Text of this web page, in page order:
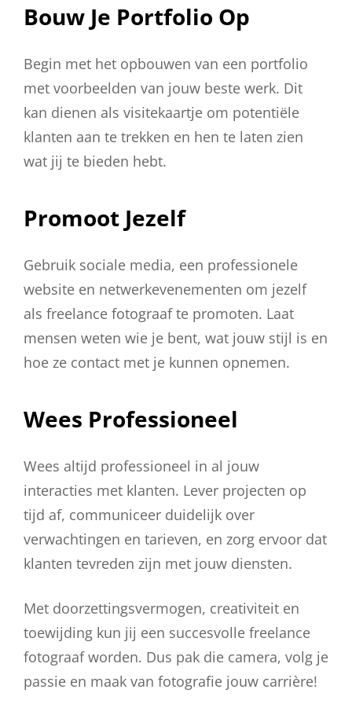
Bouw Je Portfolio Op
Begin met het opbouwen van een portfolio
met voorbeelden van jouw beste werk. Dit
kan dienen als visitekaartje om potentiële
klanten aan te trekken en hen te laten zien
wat jij te bieden hebt.
Promoot Jezelf
Gebruik sociale media, een professionele
website en netwerkevenementen om jezelf
als freelance fotograaf te promoten. Laat
mensen weten wie je bent, wat jouw stijl is en
hoe ze contact met je kunnen opnemen.
Wees Professioneel
Wees altijd professioneel in al jouw
interacties met klanten. Lever projecten op
tijd af, communiceer duidelijk over
verwachtingen en tarieven, en zorg ervoor dat
klanten tevreden zijn met jouw diensten.
Met doorzettingsvermogen, creativiteit en
toewijding kun jij een succesvolle freelance
fotograaf worden. Dus pak die camera, volg je
passie en maak van fotografie jouw carrière!